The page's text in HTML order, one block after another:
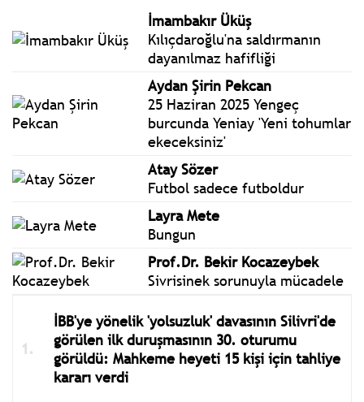
Salonu'ndaki toplantıda,
"Cumartesi Anneleri" ve
"Barış Anneleri" hazır
bulundu.
İmambakır Üküş
Kılıçdaroğlu'na saldırmanın
dayanılmaz hafifliği
Aydan Şirin Pekcan
25 Haziran 2025 Yengeç
burcunda Yeniay 'Yeni tohumlar
ekeceksiniz'
Atay Sözer
Futbol sadece futboldur
Layra Mete
Bungun
Prof.Dr. Bekir Kocazeybek
Sivrisinek sorunuyla mücadele
İBB'ye yönelik 'yolsuzluk' davasının Silivri'de
görülen ilk duruşmasının 30. oturumu
görüldü: Mahkeme heyeti 15 kişi için tahliye
kararı verdi